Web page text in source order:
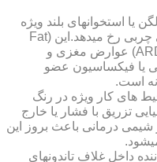
استخوانهای بلند ویژه
ران و ساق عارضه جدی آمبولی چربی رخ میدهد.این (Fat
یا فیکساسیون عضو
است.
های کار ویژه در رنگ
تزریق با فشار یا خارج
درمانی باعث بروز این
داخل غلاف تاندونهای